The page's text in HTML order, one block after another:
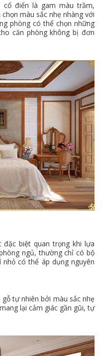
điển là gam màu trầm,
màu sắc nhẹ nhàng với
phòng có thể chọn những
căn phòng không bị đơn
đặc biệt quan trọng khi lựa
ngủ, thường chỉ có bộ
có thể áp dụng nguyên
tự nhiên bởi màu sắc nhẹ
lại cảm giác gần gũi, tự